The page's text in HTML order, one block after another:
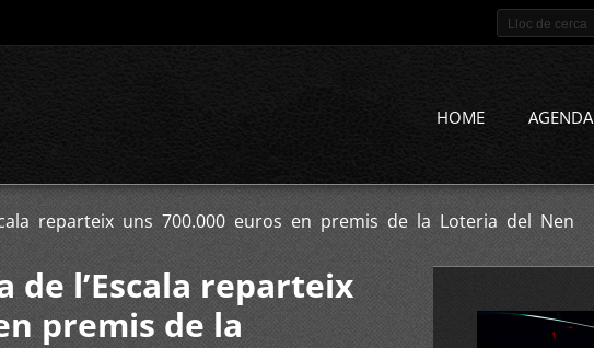
HOME AGENDA
reparteix uns 700.000 euros en premis de la Loteria del Nen
l’Escala reparteix
premis de la